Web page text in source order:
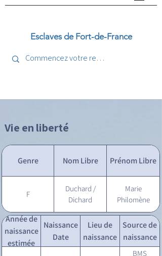
Esclaves de Fort-de-France
Vie en liberté
Genre Nom Libre Prénom Libre
F
Duchard /
Dichard
Marie
Philomène
Année de
naissance
estimée
Naissance
Date
Lieu de
naissance
Source de
naissance
BMS